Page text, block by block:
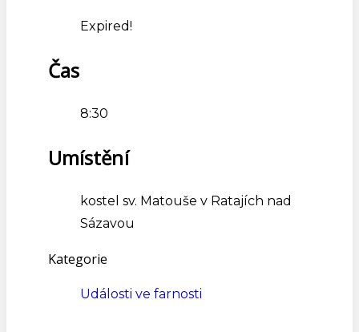
Expired!
Čas
8:30
Umístění
kostel sv. Matouše v Ratajích nad
Sázavou
Kategorie
Události ve farnosti